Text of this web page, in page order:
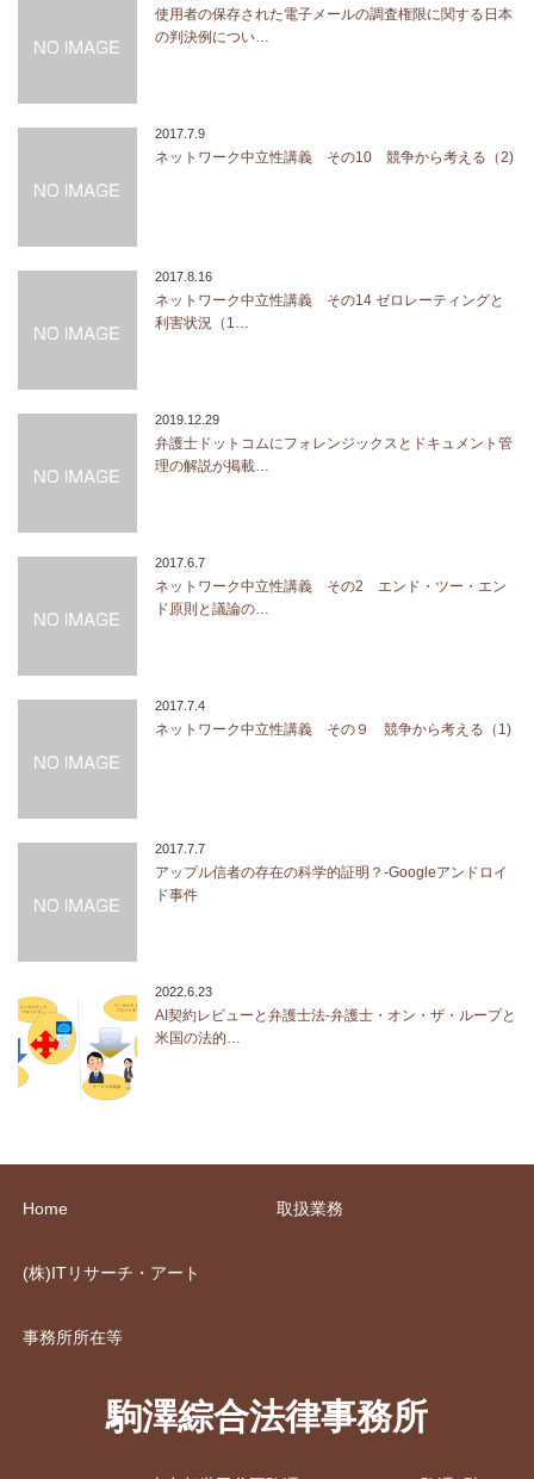
使用者の保存された電子メールの調査権限に関する日本
の判決例につい…
2017.7.9
ネットワーク中立性講義 その10 競争から考える（2)
2017.8.16
ネットワーク中立性講義 その14 ゼロレーティングと
利害状況（1…
2019.12.29
弁護士ドットコムにフォレンジックスとドキュメント管
理の解説が掲載…
2017.6.7
ネットワーク中立性講義 その2 エンド・ツー・エン
ド原則と議論の…
2017.7.4
ネットワーク中立性講義 その９ 競争から考える（1)
2017.7.7
アップル信者の存在の科学的証明？-Googleアンドロイ
ド事件
2022.6.23
AI契約レビューと弁護士法-弁護士・オン・ザ・ループと
米国の法的…
Home 取扱業務
(株)ITリサーチ・アート
事務所所在等
駒澤綜合法律事務所